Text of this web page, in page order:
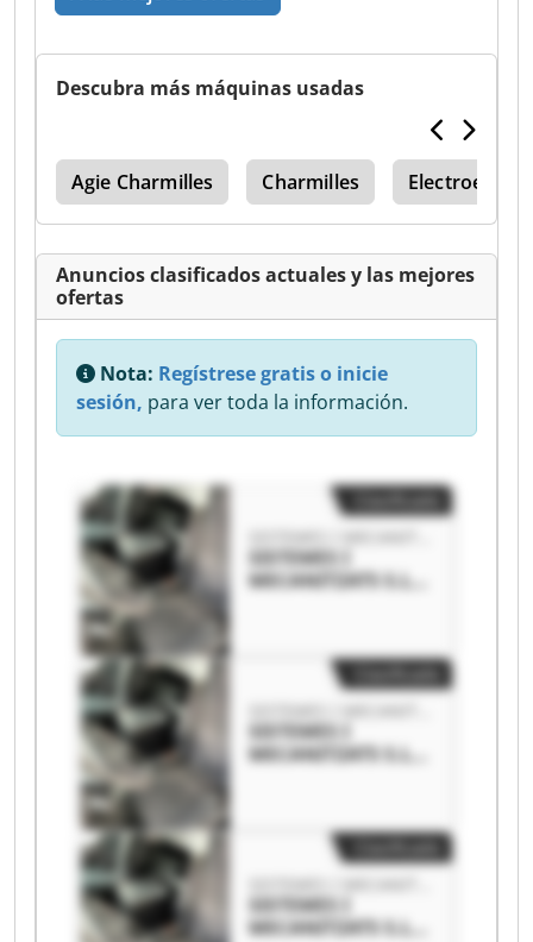
Descubra más máquinas usadas
Agie Charmilles Charmilles
Anuncios clasificados actuales y las mejores
ofertas
Nota: Regístrese gratis o inicie
sesión, para ver toda la información.
SISTEMES I
MECANITZATS S.L.
SISTEMES I
MECANITZATS S.L.
SISTEMES I
MECANITZATS S.L.